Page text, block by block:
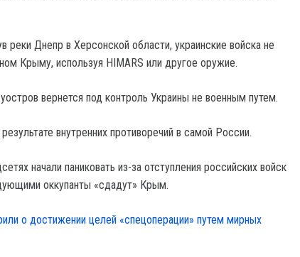
реки Днепр в Херсонской области, украинские войска не
Крыму, используя HIMARS или другое оружие.
вернется под контроль Украины не военным путем.
внутренних противоречий в самой России.
начали паниковать из-за отступления российских войск
оккупанты «сдадут» Крым.
о достижении целей «спецоперации» путем мирных